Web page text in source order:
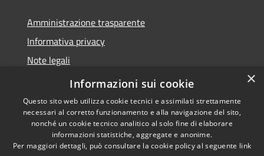
Amministrazione trasparente
Informativa privacy
Note legali
Dichiarazione di accessibilità
Accessibilità
Copyright © 2026 • Comune di
Antegnate • Powered by
×
Informazioni sui cookie
Questo sito web utilizza cookie tecnici e assimilati strettamente
necessari al corretto funzionamento e alla navigazione del sito,
nonché un cookie tecnico analitico al solo fine di elaborare
informazioni statistiche, aggregate e anonime.
Per maggiori dettagli, può consultare la cookie policy al seguente link